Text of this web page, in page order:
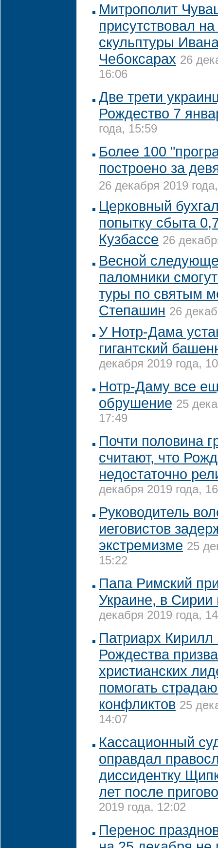
Митрополит
присутствовал
скульптуры
Чебоксарах 26
16:06
Две трети
Рождество 7
года, 15:59
Более 100
построено за
26 декабря 2019
Церковный
попытку сбыта
Кузбассе 26
Весной
паломники
туры по святым
Степашин 26
У Нотр-Дама
гигантский
декабря 2019 года,
Нотр-Даму все
обрушение 25
17:49
Почти половина
считают, что
недостаточно
декабря 2019 года,
Руководитель
иеговистов
экстремизме 25
15:22
Папа Римский
Украине, в Сирии
декабря 2019 года,
Патриарх Кирилл
Рождества
христианских
помогать
конфликтов 25
14:07
Кассационный
оправдал
диссидентку
лет после
2019 года, 12:02
Перенос